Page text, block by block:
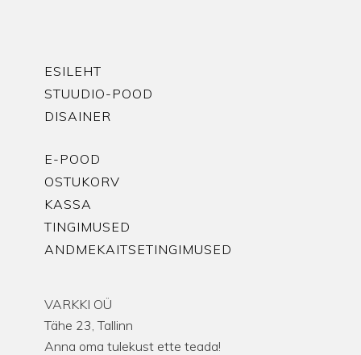
ESILEHT
STUUDIO-POOD
DISAINER
E-POOD
OSTUKORV
KASSA
TINGIMUSED
ANDMEKAITSETINGIMUSED
VARKKI OÜ
Tähe 23, Tallinn
Anna oma tulekust ette teada!